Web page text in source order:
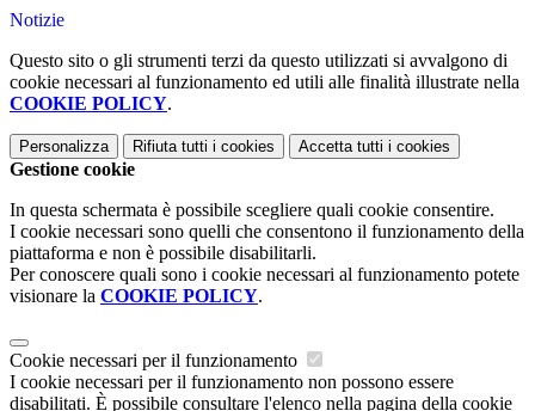
Notizie
Questo sito o gli strumenti terzi da questo utilizzati si avvalgono di
cookie necessari al funzionamento ed utili alle finalità illustrate nella
COOKIE POLICY.
Personalizza Rifiuta tutti i cookies Accetta tutti i cookies
Gestione cookie
In questa schermata è possibile scegliere quali cookie consentire.
I cookie necessari sono quelli che consentono il funzionamento della
piattaforma e non è possibile disabilitarli.
Per conoscere quali sono i cookie necessari al funzionamento potete
visionare la COOKIE POLICY.
Cookie necessari per il funzionamento
I cookie necessari per il funzionamento non possono essere
disabilitati. È possibile consultare l'elenco nella pagina della cookie